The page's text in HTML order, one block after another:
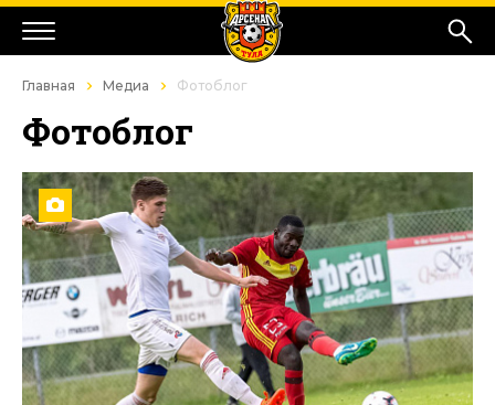
Главная Медиа Фотоблог
Фотоблог